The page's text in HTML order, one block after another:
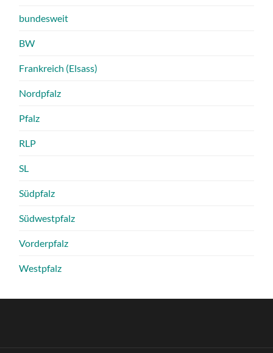
bundesweit
BW
Frankreich (Elsass)
Nordpfalz
Pfalz
RLP
SL
Südpfalz
Südwestpfalz
Vorderpfalz
Westpfalz